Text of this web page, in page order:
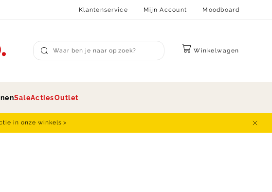
Klantenservice Mijn Account Moodboard
Submit search
Winkelwagen
SaleActiesOutlet
in onze winkels >